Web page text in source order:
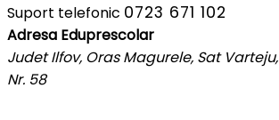
Suport telefonic 0723 671 102
Adresa Eduprescolar
Judet Ilfov, Oras Magurele, Sat
Nr. 58